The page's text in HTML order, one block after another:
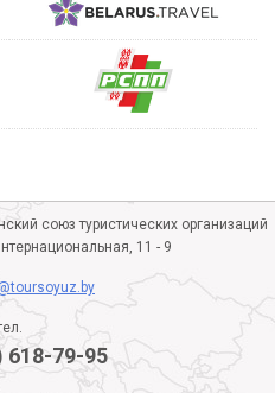
союз туристических организаций
11 - 9
618-79-95